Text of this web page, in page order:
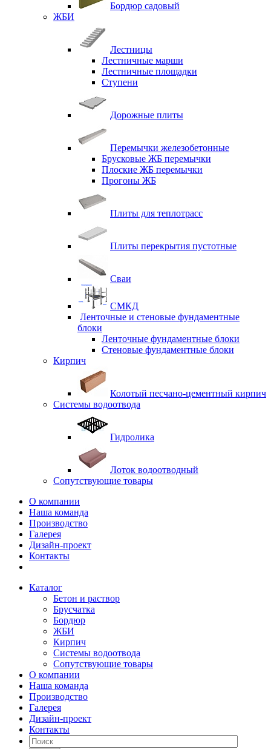
Бордюр садовый
ЖБИ
Лестницы
Лестничные марши
Лестничные площадки
Ступени
Дорожные плиты
Перемычки железобетонные
Брусковые ЖБ перемычки
Плоские ЖБ перемычки
Прогоны ЖБ
Плиты для теплотрасс
Плиты перекрытия пустотные
Сваи
СМКД
Ленточные и стеновые фундаментные
блоки
Ленточные фундаментные блоки
Стеновые фундаментные блоки
Кирпич
Колотый песчано-цементный кирпич
Системы водоотвода
Гидролика
Лоток водоотводный
Сопутствующие товары
О компании
Наша команда
Производство
Галерея
Дизайн-проект
Контакты
Каталог
Бетон и раствор
Брусчатка
Бордюр
ЖБИ
Кирпич
Системы водоотвода
Сопутствующие товары
О компании
Наша команда
Производство
Галерея
Дизайн-проект
Контакты